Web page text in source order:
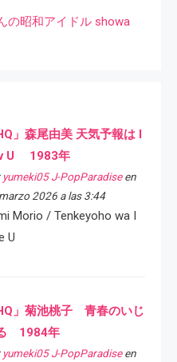
の昭和アイドル showa
」森尾由美 天気予報は I
U 1983年
yumeki05 J-PopParadiseen
2026 a las 3:44
Morio / Tenkeyoho wa I
U
」菊池桃子 青春のいじ
1984年
yumeki05 J-PopParadiseen